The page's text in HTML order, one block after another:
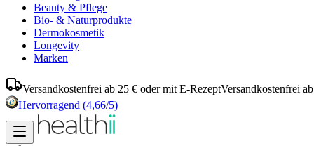
Beauty & Pflege
Bio- & Naturprodukte
Dermokosmetik
Longevity
Marken
Versandkostenfrei ab 25 € oder mit E-RezeptVersandkostenfrei
Hervorragend (4,66/5)